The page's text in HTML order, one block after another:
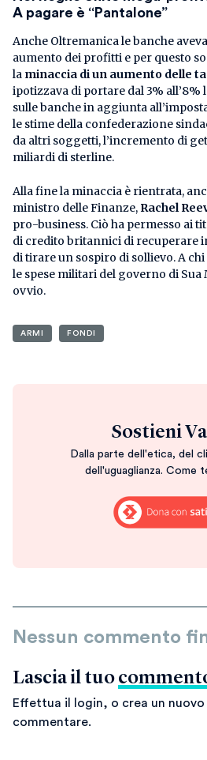
A pagare è “Pantalone”
Anche Oltremanica le banche
aumento dei profitti e per questo
la minaccia di un aumento delle
ipotizzava di portare dal 3% all’8%
sulle banche in aggiunta
le stime della confederazione
da altri soggetti, l’incremento di
miliardi di sterline.
Alla fine la minaccia è rientrata,
ministro delle Finanze, Rachel
pro-business. Ciò ha permesso ai
di credito britannici di recuperare
di tirare un sospiro di sollievo. A
le spese militari del governo di Sua
ovvio.
ARMI FONDI
Sostieni
Dalla parte dell'etica, del
dell'uguaglianza. Come
Nessun commento
Lascia il tuo
Effettua il login, o crea un
commentare.